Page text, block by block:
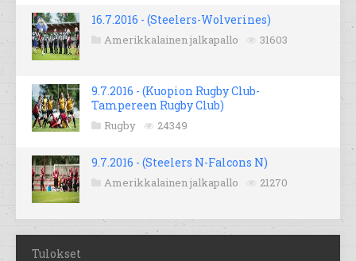
16.7.2016 - (Steelers-Wolverines)
Amerikkalainen jalkapallo 31603
9.7.2016 - (Kuopion Rugby Club-
Tampereen Rugby Club)
Rugby 24349
9.7.2016 - (Steelers N-Falcons N)
Amerikkalainen jalkapallo 21270
Tulokset